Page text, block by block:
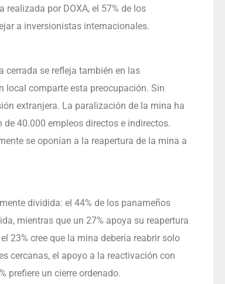
realizada por DOXA, el 57% de los
a inversionistas internacionales.
cerrada se refleja también en las
local comparte esta preocupación. Sin
extranjera. La paralización de la mina ha
40.000 empleos directos e indirectos.
se oponían a la reapertura de la mina a
dividida: el 44% de los panameños
mientras que un 27% apoya su reapertura
23% cree que la mina debería reabrir solo
cercanas, el apoyo a la reactivación con
prefiere un cierre ordenado.